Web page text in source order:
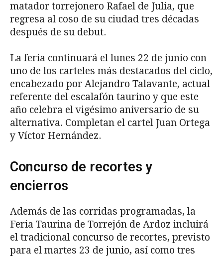
matador torrejonero Rafael de Julia, que
regresa al coso de su ciudad tres décadas
después de su debut.
La feria continuará el lunes 22 de junio con
uno de los carteles más destacados del ciclo,
encabezado por Alejandro Talavante, actual
referente del escalafón taurino y que este
año celebra el vigésimo aniversario de su
alternativa. Completan el cartel Juan Ortega
y Víctor Hernández.
Concurso de recortes y
encierros
Además de las corridas programadas, la
Feria Taurina de Torrejón de Ardoz incluirá
el tradicional concurso de recortes, previsto
para el martes 23 de junio, así como tres